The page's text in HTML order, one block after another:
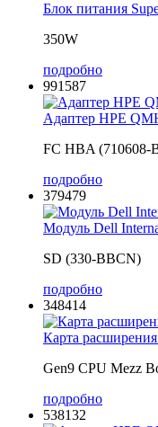
Блок питания
350W
подробно
991587
Адаптер HPE
FC HBA (710608-
подробно
379479
Модуль Dell
SD (330-BBCN)
подробно
348414
Карта
Gen9 CPU Mezz
подробно
538132